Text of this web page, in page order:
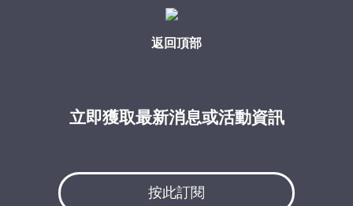
返回頂部
立即獲取最新消息或活動資訊
按此訂閱